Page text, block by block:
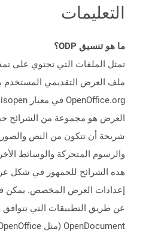
التعليمات
ما هو تنسيق ODP؟
ملف العرض التقديمي المستخدم
العرض هو مجموعة من الشرائح
شريحة أن تتكون من النص والصور
والرسوم المتحركة والوسائط
هذه الشرائح للجمهور في شكل
عن طريق التطبيقات التي
OpenDocument (مثل OpenOffice أو StarOffice).